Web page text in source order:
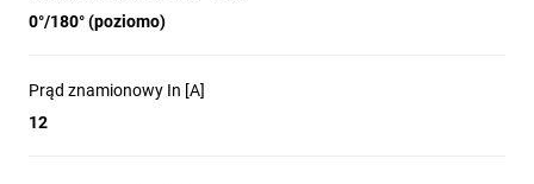
0°/180° (poziomo)
Prąd znamionowy In [A]
12